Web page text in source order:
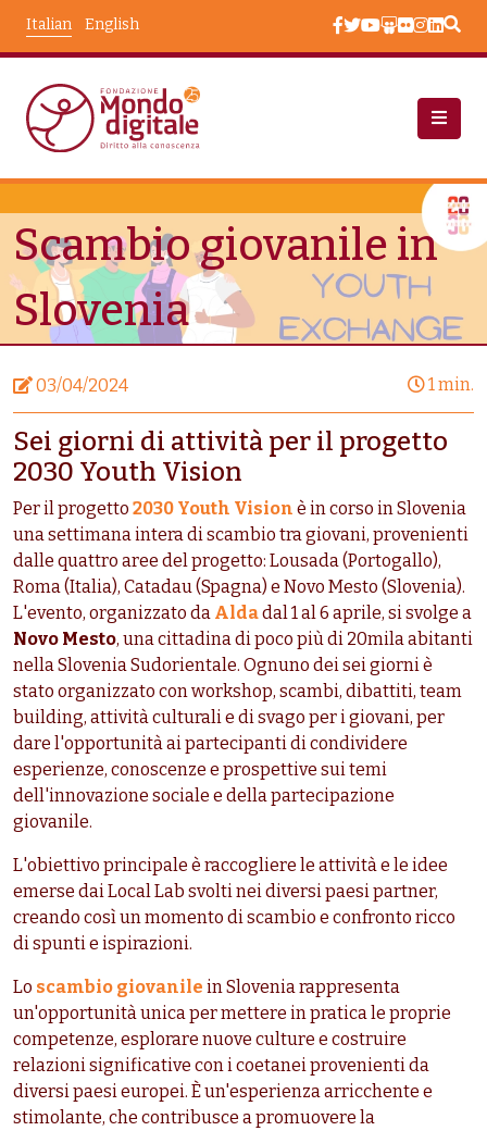
English
Italian
Scambio giovanile in
Slovenia
03/04/2024 1 min.
Sei giorni di attività per il progetto
2030 Youth Vision
Per il progetto 2030 Youth Vision è in corso in Slovenia
una settimana intera di scambio tra giovani, provenienti
dalle quattro aree del progetto: Lousada (Portogallo),
Roma (Italia), Catadau (Spagna) e Novo Mesto (Slovenia).
L'evento, organizzato da Aldadal 1 al 6 aprile, si svolge a
Novo Mesto, una cittadina di poco più di 20mila abitanti
nella Slovenia Sudorientale. Ognuno dei sei giorni è
stato organizzato con workshop, scambi, dibattiti, team
building, attività culturali e di svago per i giovani, per
dare l'opportunità ai partecipanti di condividere
esperienze, conoscenze e prospettive sui temi
dell'innovazione sociale e della partecipazione
giovanile.
L'obiettivo principale è raccogliere le attività e le idee
emerse dai Local Lab svolti nei diversi paesi partner,
creando così un momento di scambio e confronto ricco
di spunti e ispirazioni.
Lo scambio giovanile in Slovenia rappresenta
un'opportunità unica per mettere in pratica le proprie
competenze, esplorare nuove culture e costruire
relazioni significative con i coetanei provenienti da
diversi paesi europei. È un'esperienza arricchente e
stimolante, che contribusce a promuovere la